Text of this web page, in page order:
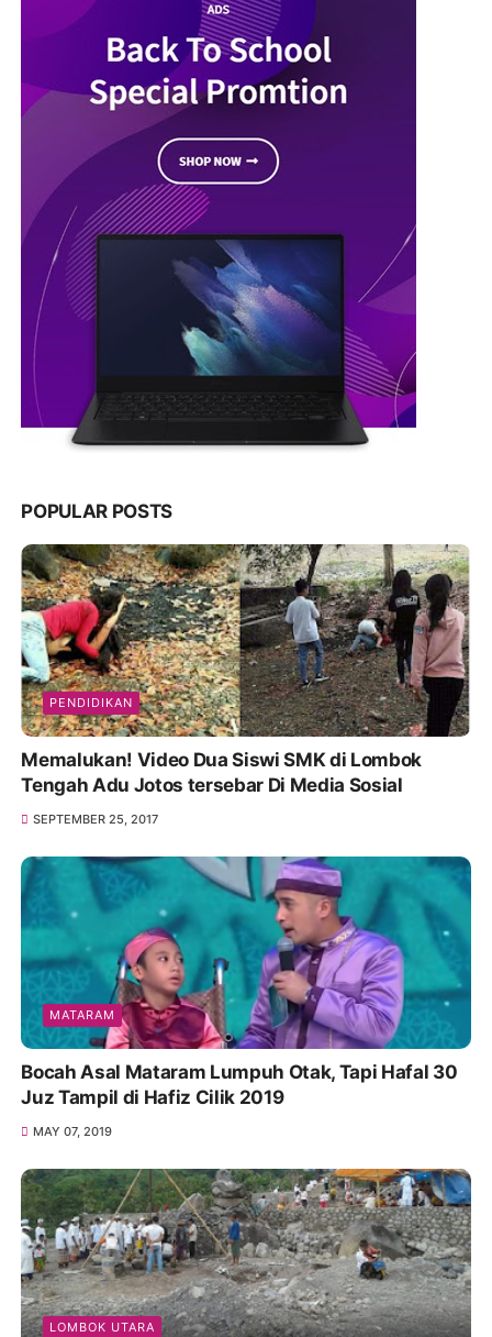
POPULAR POSTS
PENDIDIKAN
Memalukan! Video Dua Siswi SMK di Lombok
Tengah Adu Jotos tersebar Di Media Sosial
SEPTEMBER 25, 2017
MATARAM
Bocah Asal Mataram Lumpuh Otak, Tapi Hafal 30
Juz Tampil di Hafiz Cilik 2019
MAY 07, 2019
LOMBOK UTARA